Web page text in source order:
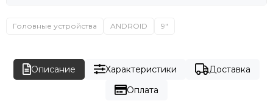
Головные устройства ANDROID 9"
Описание Характеристики
Доставка
Оплата